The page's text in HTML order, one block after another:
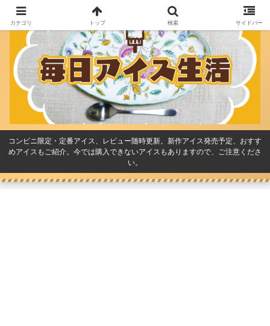
コンビニ限定・定番アイス、レビュー随時更新。新作アイス発売予定、おすす
めアイスもご紹介。今では購入できないアイスもありますので、ご注意くださ
い。
カテゴリ トップ 検索 サイドバー